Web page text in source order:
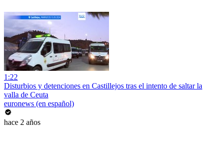
1:22
Disturbios y detenciones en Castillejos tras el intento de saltar la
valla de Ceuta
euronews (en español)
hace 2 años